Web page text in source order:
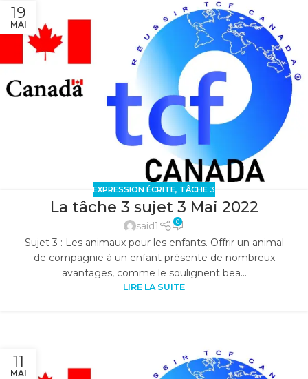
19
MAI
EXPRESSION ÉCRITE, TÂCHE 3
La tâche 3 sujet 3 Mai 2022
said1 0
Sujet 3 : Les animaux pour les enfants. Offrir un animal
de compagnie à un enfant présente de nombreux
avantages, comme le soulignent bea...
LIRE LA SUITE
11
MAI